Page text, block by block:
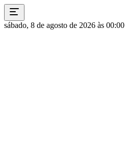
sábado, 8 de agosto de 2026 às 00:00